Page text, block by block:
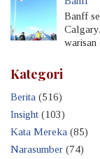
Banff
warisan
Kategori
Berita (516)
Insight (103)
Kata Mereka (85)
Narasumber (74)